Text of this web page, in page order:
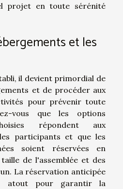
projet en toute sérénité
et les
il devient primordial de
et de procéder aux
pour prévenir toute
vous que les options
répondent aux
participants et que les
soient réservées en
de l'assemblée et des
La réservation anticipée
atout pour garantir la